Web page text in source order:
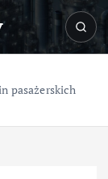
pasażerskich